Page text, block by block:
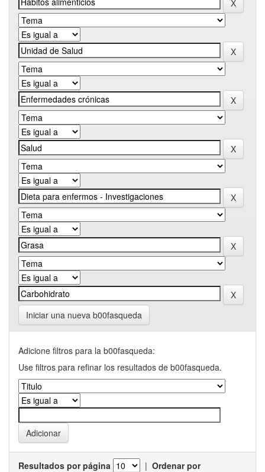
Iniciar una nueva b00fasqueda
Adicione filtros para la b00fasqueda:
Use filtros para refinar los resultados de b00fasqueda.
Resultados por página | Ordenar por